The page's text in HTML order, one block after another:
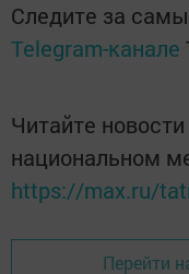
Следите за
Telegram-канале
Читайте
национальном
https://max.ru/
Перейти